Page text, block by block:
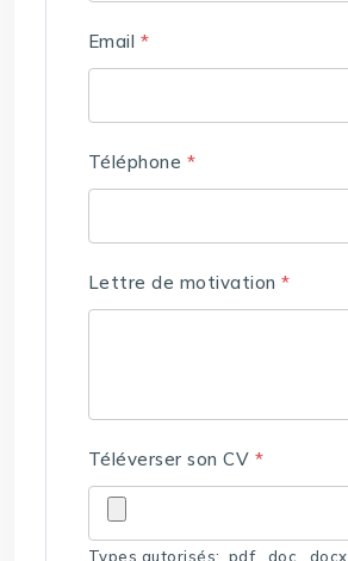
Email *
Téléphone *
Lettre de motivation*
Téléverser son CV *
Types autorisés: .pdf, .doc, .docx